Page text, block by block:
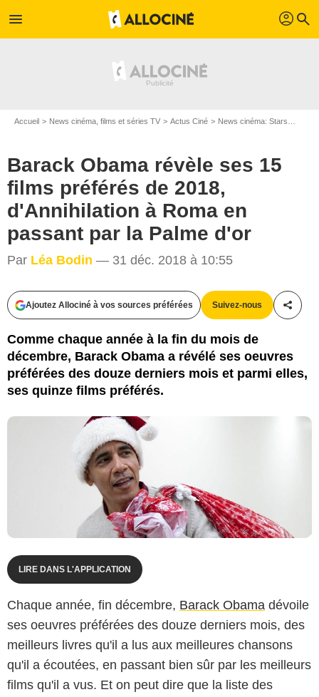
menu profil search
Accueil News cinéma, films et séries TV Actus Ciné News cinéma: Stars
Barack Obama révèle ses 15
films préférés de 2018,
d'Annihilation à Roma en
passant par la Palme d'or
Par Léa Bodin — 31 déc. 2018 à 10:55
Ajoutez Allociné à vos sources préférées Suivez-nous
Comme chaque année à la fin du mois de
décembre, Barack Obama a révélé ses oeuvres
préférées des douze derniers mois et parmi elles,
ses quinze films préférés.
The Obama Foundation via Bestimage
LIRE DANS L'APPLICATION
Chaque année, fin décembre, Barack Obama dévoile
ses oeuvres préférées des douze derniers mois, des
meilleurs livres qu'il a lus aux meilleures chansons
qu'il a écoutées, en passant bien sûr par les meilleurs
films qu'il a vus. Et on peut dire que la liste des